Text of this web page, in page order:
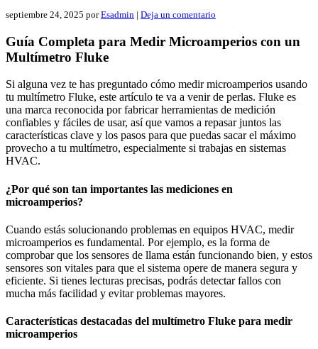
septiembre 24, 2025 porEsadmin | Deja un comentario
Guía Completa para Medir Microamperios con un
Multímetro Fluke
Si alguna vez te has preguntado cómo medir microamperios usando
tu multímetro Fluke, este artículo te va a venir de perlas. Fluke es
una marca reconocida por fabricar herramientas de medición
confiables y fáciles de usar, así que vamos a repasar juntos las
características clave y los pasos para que puedas sacar el máximo
provecho a tu multímetro, especialmente si trabajas en sistemas
HVAC.
¿Por qué son tan importantes las mediciones en
microamperios?
Cuando estás solucionando problemas en equipos HVAC, medir
microamperios es fundamental. Por ejemplo, es la forma de
comprobar que los sensores de llama están funcionando bien, y estos
sensores son vitales para que el sistema opere de manera segura y
eficiente. Si tienes lecturas precisas, podrás detectar fallos con
mucha más facilidad y evitar problemas mayores.
Características destacadas del multímetro Fluke para medir
microamperios